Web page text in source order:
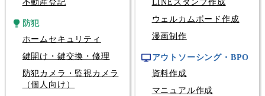
不動産登記
防犯
ホームセキュリティ
鍵開け・鍵交換・修理
防犯カメラ・監視カメラ
（個人向け）
LINEスタンプ作成
ウェルカムボード作成
漫画制作
アウトソーシング・BPO
資料作成
マニュアル作成